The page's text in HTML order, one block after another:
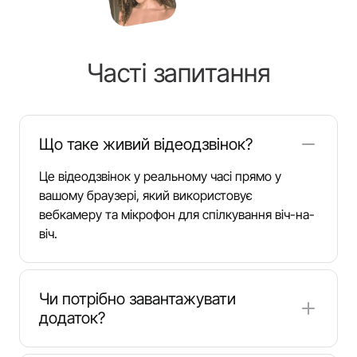
Часті запитання
Що таке живий відеодзвінок?
Це відеодзвінок у реальному часі прямо у
вашому браузері, який використовує
вебкамеру та мікрофон для спілкування віч-на-
віч.
Чи потрібно завантажувати
додаток?